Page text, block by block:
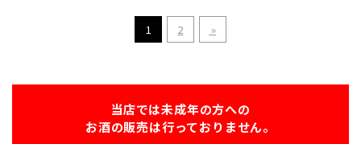
1 2 »
当店では未成年の方への
お酒の販売は行っておりません。